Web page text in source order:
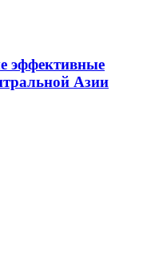
эффективные
Азии